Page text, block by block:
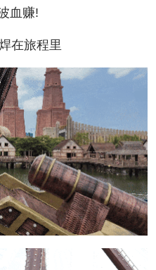
赚!
旅程里